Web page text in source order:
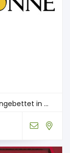
in ...